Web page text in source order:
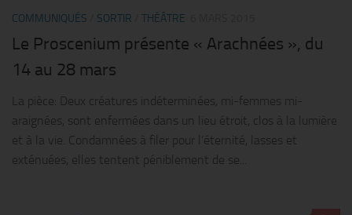
COMMUNIQUÉS SORTIR THÉÂTRE
Le Proscenium présente « Arachnées », du
14 au 28 mars
La pièce: Deux créatures indéterminées, mi-femmes mi-
araignées, sont enfermées dans un lieu étroit, clos à la lumière
et à la vie. Condamnées à filer pour l’éternité, lasses et
exténuées, elles tentent péniblement de se...